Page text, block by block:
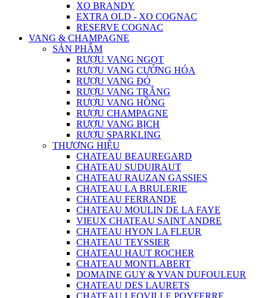
XO BRANDY
EXTRA OLD - XO COGNAC
RESERVE COGNAC
VANG & CHAMPAGNE
SẢN PHẨM
RƯỢU VANG NGỌT
RƯỢU VANG CƯỜNG HÓA
RƯỢU VANG ĐỎ
RƯỢU VANG TRẮNG
RƯỢU VANG HỒNG
RƯỢU CHAMPAGNE
RƯỢU VANG BỊCH
RƯỢU SPARKLING
THƯƠNG HIỆU
CHATEAU BEAUREGARD
CHATEAU SUDUIRAUT
CHATEAU RAUZAN GASSIES
CHATEAU LA BRULERIE
CHATEAU FERRANDE
CHATEAU MOULIN DE LA FAYE
VIEUX CHATEAU SAINT ANDRE
CHATEAU HYON LA FLEUR
CHATEAU TEYSSIER
CHATEAU HAUT ROCHER
CHATEAU MONTLABERT
DOMAINE GUY & YVAN DUFOULEUR
CHATEAU DES LAURETS
CHATEAU LEOVILLE POYFERRE